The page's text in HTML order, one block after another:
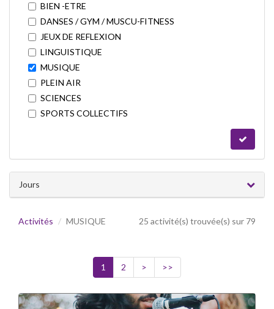
BIEN -ETRE
DANSES / GYM / MUSCU-FITNESS
JEUX DE REFLEXION
LINGUISTIQUE
MUSIQUE
PLEIN AIR
SCIENCES
SPORTS COLLECTIFS
Jours
Activités MUSIQUE 25 activité(s) trouvée(s) sur 79
1 2 > >>